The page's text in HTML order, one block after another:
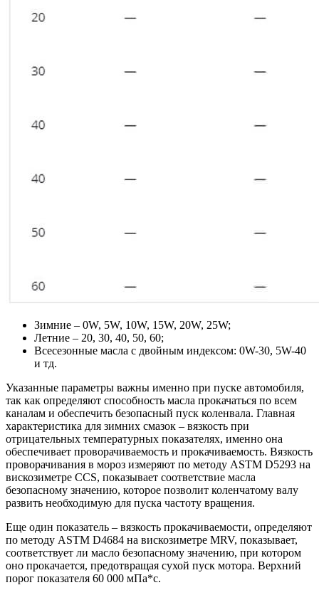
Зимние – 0W, 5W, 10W, 15W, 20W, 25W;
Летние – 20, 30, 40, 50, 60;
Всесезонные масла с двойным индексом: 0W-30, 5W-40
и тд.
Указанные параметры важны именно при пуске автомобиля,
так как определяют способность масла прокачаться по всем
каналам и обеспечить безопасный пуск коленвала. Главная
характеристика для зимних смазок – вязкость при
отрицательных температурных показателях, именно она
обеспечивает проворачиваемость и прокачиваемость. Вязкость
проворачивания в мороз измеряют по методу ASTM D5293 на
вискозиметре CCS, показывает соответствие масла
безопасному значению, которое позволит коленчатому валу
развить необходимую для пуска частоту вращения.
Еще один показатель – вязкость прокачиваемости, определяют
по методу ASTM D4684 на вискозиметре MRV, показывает,
соответствует ли масло безопасному значению, при котором
оно прокачается, предотвращая сухой пуск мотора. Верхний
порог показателя 60 000 мПа*с.